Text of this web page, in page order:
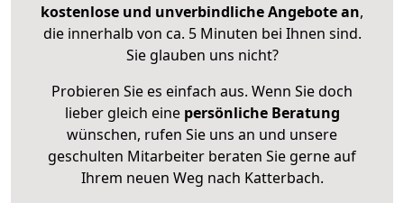
kostenlose und unverbindliche Angebote an,
die innerhalb von ca. 5 Minuten bei Ihnen sind.
Sie glauben uns nicht?
Probieren Sie es einfach aus. Wenn Sie doch
lieber gleich eine persönliche Beratung
wünschen, rufen Sie uns an und unsere
geschulten Mitarbeiter beraten Sie gerne auf
Ihrem neuen Weg nach Katterbach.